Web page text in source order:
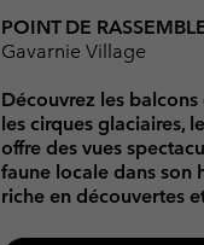
POINT DE
Gavarnie Village
Découvrez les
les cirques glaciaires,
offre des vues
faune locale dans son
riche en découvertes